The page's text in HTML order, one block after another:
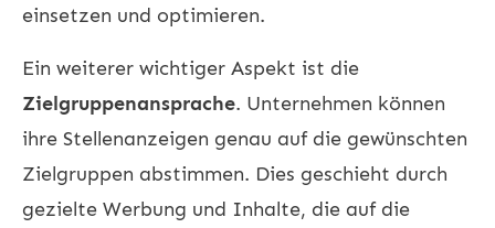
einsetzen und optimieren.
Ein weiterer wichtiger Aspekt ist die
Zielgruppenansprache. Unternehmen können
ihre Stellenanzeigen genau auf die gewünschten
Zielgruppen abstimmen. Dies geschieht durch
gezielte Werbung und Inhalte, die auf die